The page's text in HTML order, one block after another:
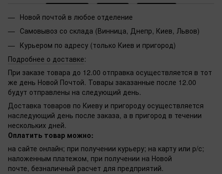
Новой почтой в любое отделение
Самовывоз со склада (Винница, Днепр, Киев, Львов)
Курьером по адресу (только Киев и пригород)
Подробнее о доставке:
При заказе товара до 12.00 отправка осуществляется в тот
же день Новой Почтой. Товары заказанные после 12.00
будут отправлены на следующий день.
Доставка товаров по Киеву и пригороду осуществляется
наследующий день после заказа, а в пригород в течении
нескольких дней.
Оплатить товар можно:
на сайте онлайн; при получении курьеру; на карту или р/с;
наложенным платежом, при получении на Новой
почте, безналичный расчет для предприятий.